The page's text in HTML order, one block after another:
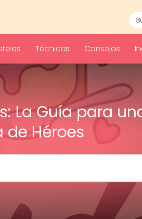
Técnicas Consejos
La Guía para
de Héroes